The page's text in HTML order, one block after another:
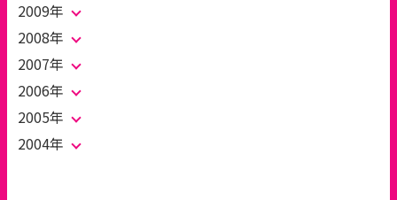
2009年
2008年
2007年
2006年
2005年
2004年